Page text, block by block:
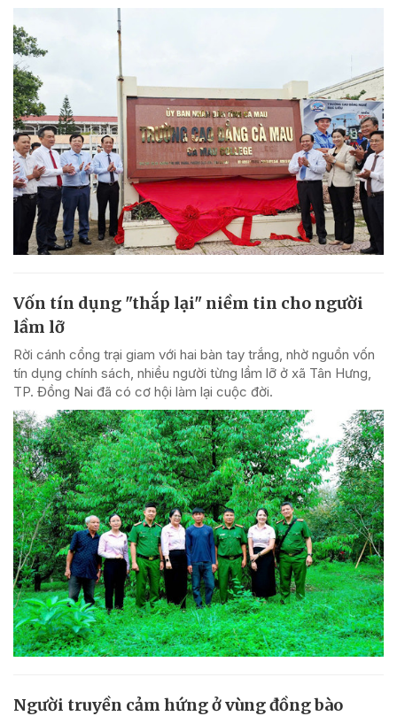
Vốn tín dụng "thắp lại" niềm tin cho người
lầm lỡ
Rời cánh cổng trại giam với hai bàn tay trắng, nhờ nguồn vốn
tín dụng chính sách, nhiều người từng lầm lỡ ở xã Tân Hưng,
TP. Đồng Nai đã có cơ hội làm lại cuộc đời.
Người truyền cảm hứng ở vùng đồng bào